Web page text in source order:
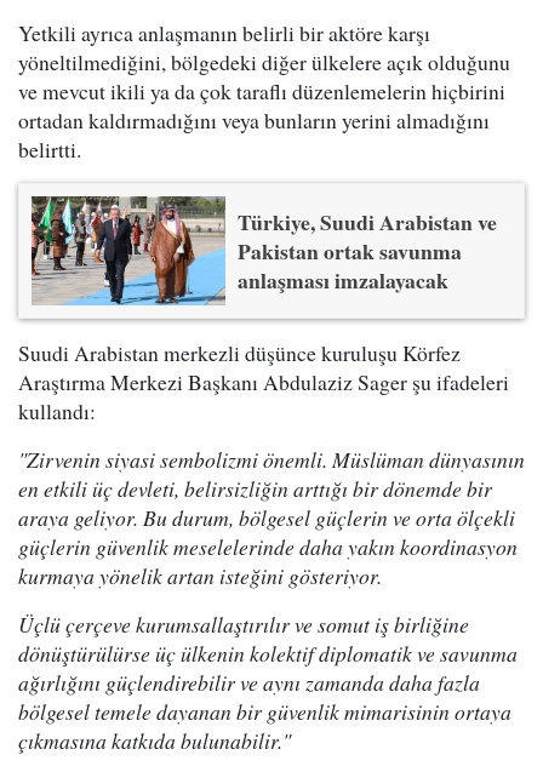
Yetkili ayrıca anlaşmanın belirli bir aktöre karşı
yöneltilmediğini, bölgedeki diğer ülkelere açık olduğunu
ve mevcut ikili ya da çok taraflı düzenlemelerin hiçbirini
ortadan kaldırmadığını veya bunların yerini almadığını
belirtti.
Türkiye, Suudi Arabistan ve
Pakistan ortak savunma
anlaşması imzalayacak
Suudi Arabistan merkezli düşünce kuruluşu Körfez
Araştırma Merkezi Başkanı Abdulaziz Sager şu ifadeleri
kullandı:
"Zirvenin siyasi sembolizmi önemli. Müslüman dünyasının
en etkili üç devleti, belirsizliğin arttığı bir dönemde bir
araya geliyor. Bu durum, bölgesel güçlerin ve orta ölçekli
güçlerin güvenlik meselelerinde daha yakın koordinasyon
kurmaya yönelik artan isteğini gösteriyor.
Üçlü çerçeve kurumsallaştırılır ve somut iş birliğine
dönüştürülürse üç ülkenin kolektif diplomatik ve savunma
ağırlığını güçlendirebilir ve aynı zamanda daha fazla
bölgesel temele dayanan bir güvenlik mimarisinin ortaya
çıkmasına katkıda bulunabilir."